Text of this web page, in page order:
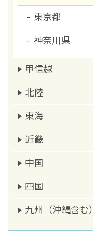
東京都
神奈川県
甲信越
北陸
東海
近畿
中国
四国
九州（沖縄含む）